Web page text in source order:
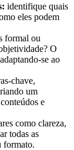
identifique quais
eles podem
formal ou
O
se ao
chave,
um
e
como clareza,
todas as
formato.